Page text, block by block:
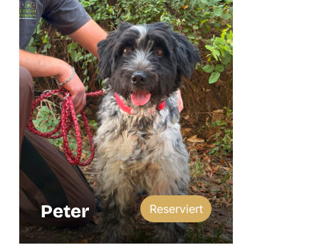
Peter Reserviert